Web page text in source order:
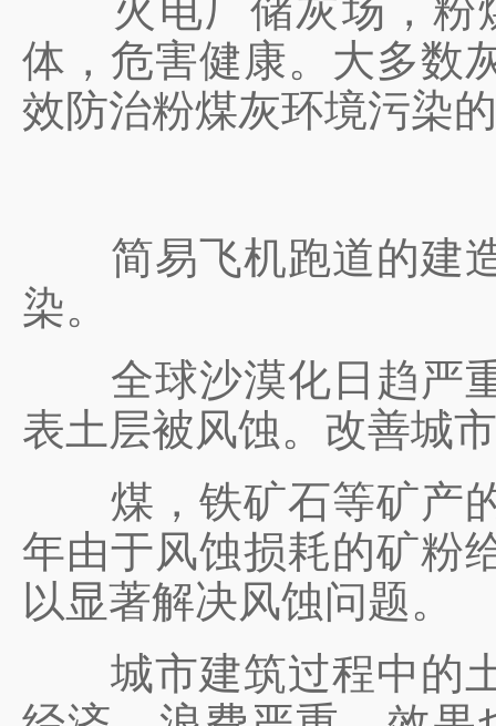
火电厂储灰场，粉煤
体，危害健康。大多数
效防治粉煤灰环境污染
简易飞机跑道的建造
染。
全球沙漠化日趋严重
表土层被风蚀。改善城
煤，铁矿石等矿产的
年由于风蚀损耗的矿粉
以显著解决风蚀问题。
城市建筑过程中的土